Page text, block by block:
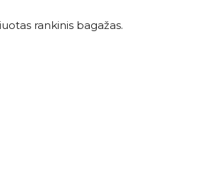
rankinis bagažas.